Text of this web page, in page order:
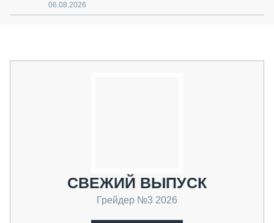
06.08.2026
СВЕЖИЙ ВЫПУСК
Грейдер №3 2026